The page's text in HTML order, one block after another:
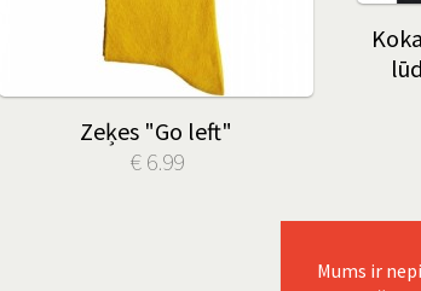
Zeķes "Go left"
€ 6.99
Mums ir